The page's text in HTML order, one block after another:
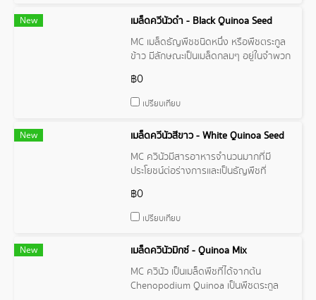
New
เมล็ดควีนัวดำ - Black Quinoa Seed
MC เมล็ดธัญพืชชนิดหนึ่ง หรือพืชตระกูล
ข้าว มีลักษณะเป็นเมล็ดกลมๆ อยู่ในจำพวก
และหัวบีท
฿0
เปรียบเทียบ
New
เมล็ดควีนัวสีขาว - White Quinoa Seed
MC ควินัวมีสารอาหารจำนวนมากที่มี
ประโยชน์ต่อร่างการและเป็นธัญพืชที่
฿0
เปรียบเทียบ
New
เมล็ดควินัวมิกซ์ - Quinoa Mix
MC ควินัว เป็นเมล็ดพืชที่ได้จากต้น
Chenopodium Quinoa เป็นพืชตระกูล